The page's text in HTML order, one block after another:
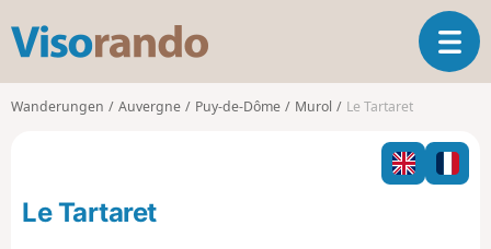
s
o
T
o
l
n
Wanderungen Auvergne Puy-de-Dôme Murol Le Tartaret
Le Tartaret